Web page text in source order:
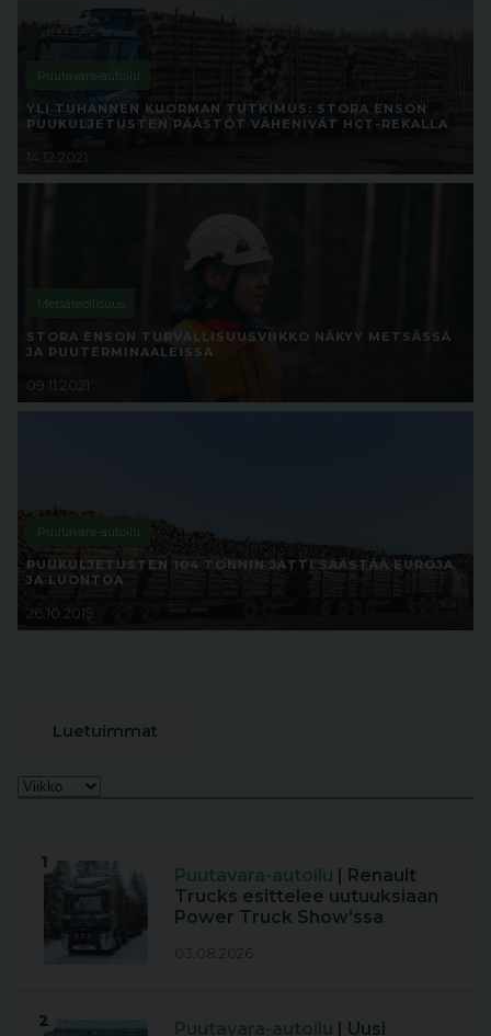
Puutavara-autoilu
YLI TUHANNEN KUORMAN TUTKIMUS: STORA ENSON
PUUKULJETUSTEN PÄÄSTÖT VÄHENIVÄT HCT-REKALLA
14.12.2021
Metsäteollisuus
STORA ENSON TURVALLISUUSVIIKKO NÄKYY METSÄSSÄ
JA PUUTERMINAALEISSA
09.11.2021
Puutavara-autoilu
PUUKULJETUSTEN 104 TONNIN JÄTTI SÄÄSTÄÄ EUROJA
JA LUONTOA
26.10.2015
Luetuimmat
1
Puutavara-autoilu | Renault
Trucks esittelee uutuuksiaan
Power Truck Show'ssa
03.08.2026
2 Puutavara-autoilu | Uusi